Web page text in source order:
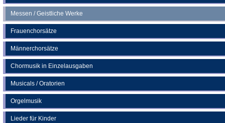
Messen / Geistliche Werke
Frauenchorsätze
Männerchorsätze
Chormusik in Einzelausgaben
Musicals / Oratorien
Orgelmusik
Lieder für Kinder